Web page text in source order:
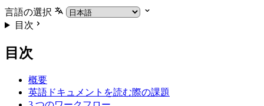
言語の選択
目次
目次
概要
英語ドキュメントを読む際の課題